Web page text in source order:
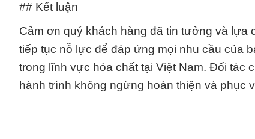
## Kết luận
Cảm ơn quý khách hàng đã tin tưởng và lựa
tiếp tục nỗ lực để đáp ứng mọi nhu cầu của
trong lĩnh vực hóa chất tại Việt Nam. Đối tác
hành trình không ngừng hoàn thiện và phục